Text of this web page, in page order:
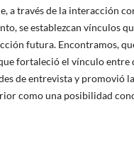
a través de la interacción
se establezcan vínculos
futura. Encontramos,
fortaleció el vínculo entre
de entrevista y promovió
como una posibilidad